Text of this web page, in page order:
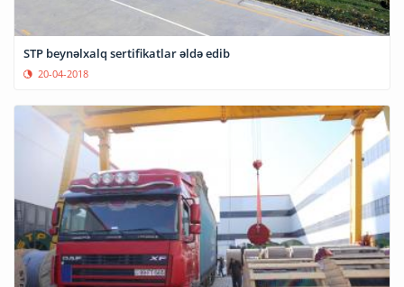
STP beynəlxalq sertifikatlar əldə edib
20-04-2018